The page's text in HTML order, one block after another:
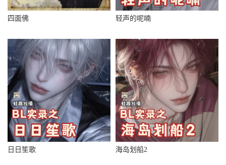
四面佛 轻声的呢喃
日日笙歌 海岛划船2